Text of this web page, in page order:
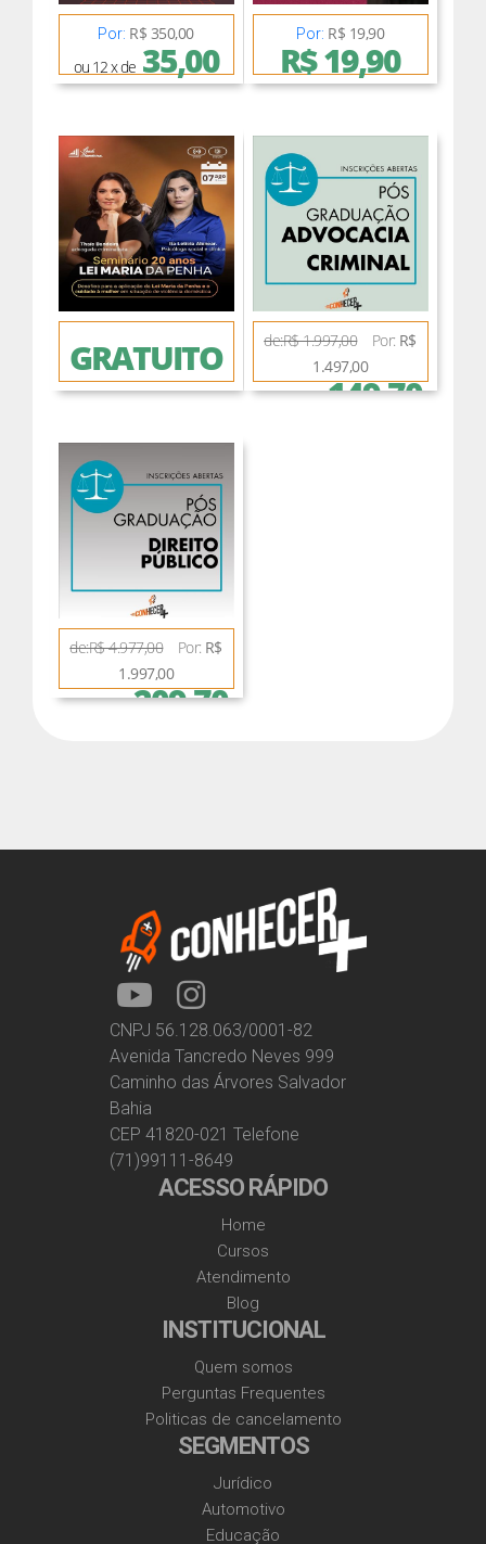
Por: R$ 350,00
ou 12 x de35,00
Por: R$ 19,90
R$ 19,90
GRATUITO de:R$ 1.997,00 Por: R$
1.497,00
ou 12 x de149,70
de:R$ 4.977,00 Por: R$
1.997,00
ou 12 x de209,70
CNPJ 56.128.063/0001-82
Avenida Tancredo Neves 999
Caminho das Árvores Salvador
Bahia
CEP 41820-021 Telefone
(71)99111-8649
ACESSO RÁPIDO
Home
Cursos
Atendimento
Blog
INSTITUCIONAL
Quem somos
Perguntas Frequentes
Politicas de cancelamento
SEGMENTOS
Jurídico
Automotivo
Educação